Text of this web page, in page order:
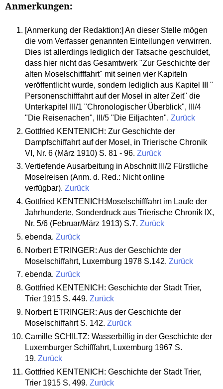
Anmerkungen:
[Anmerkung der Redaktion:] An dieser Stelle mögen
die vom Verfasser genannten Einteilungen verwirren.
Dies ist allerdings lediglich der Tatsache geschuldet,
dass hier nicht das Gesamtwerk "Zur Geschichte der
alten Moselschifffahrt" mit seinen vier Kapiteln
veröffentlicht wurde, sondern lediglich aus Kapitel III "
Personenschifffahrt auf der Mosel in alter Zeit" die
Unterkapitel III/1 "Chronologischer Überblick", III/4
"Die Reisenachen", III/5 "Die Eiljachten". Zurück
Gottfried KENTENICH: Zur Geschichte der
Dampfschiffahrt auf der Mosel, in Trierische Chronik
VI, Nr. 6 (März 1910) S. 81 - 96. Zurück
Vertiefende Ausarbeitung in Abschnitt III/2 Fürstliche
Moselreisen (Anm. d. Red.: Nicht online
verfügbar). Zurück
Gottfried KENTENICH:Moselschifffahrt im Laufe der
Jahrhunderte, Sonderdruck aus Trierische Chronik IX,
Nr. 5/6 (Februar/März 1913) S.7. Zurück
ebenda. Zurück
Norbert ETRINGER: Aus der Geschichte der
Moselschiffahrt, Luxemburg 1978 S.142. Zurück
ebenda. Zurück
Gottfried KENTENICH: Geschichte der Stadt Trier,
Trier 1915 S. 449. Zurück
Norbert ETRINGER: Aus der Geschichte der
Moselschiffahrt S. 142. Zurück
Camille SCHILTZ: Wasserbillig in der Geschichte der
Luxemburger Schifffahrt, Luxemburg 1967 S.
19. Zurück
Gottfried KENTENICH: Geschichte der Stadt Trier,
Trier 1915 S. 499. Zurück